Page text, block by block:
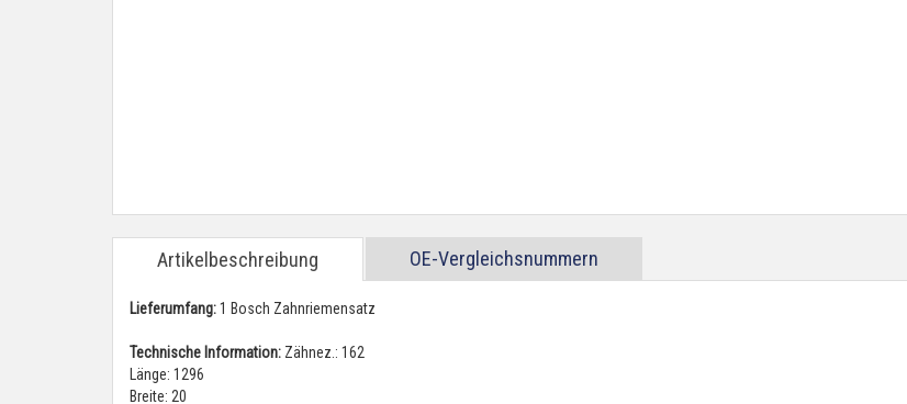
Artikelbeschreibung OE-Vergleichsnummern
Lieferumfang:1 Bosch Zahnriemensatz
Technische Information: Zähnez.: 162
Länge: 1296
Breite: 20